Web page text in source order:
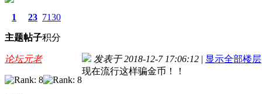
1
主题
23
帖子
7130
积分
论坛元老 发表于 2018-12-7 17:06:12 | 显示全部楼层
现在流行这样骗金币！！